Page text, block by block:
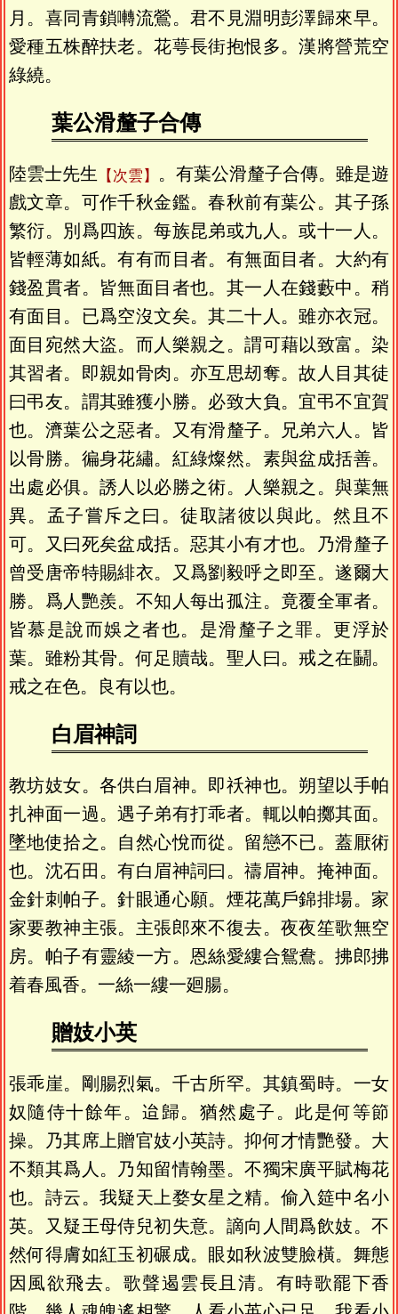
月。喜同青鎖囀流鶯。君不見淵明彭澤歸來早。
愛種五株醉扶老。花萼長街抱恨多。漢將營荒空
綠繞。
葉公滑釐子合傳
陸雲士先生 次雲
。有葉公滑釐子合傳。雖是遊
戲文章。可作千秋金鑑。春秋前有葉公。其子孫
繁衍。別爲四族。每族昆弟或九人。或十一人。
皆輕薄如紙。有有而目者。有無面目者。大約有
錢盈貫者。皆無面目者也。其一人在錢藪中。稍
有面目。已爲空沒文矣。其二十人。雖亦衣冠。
面目宛然大盜。而人樂親之。謂可藉以致富。染
其習者。即親如骨肉。亦互思刼奪。故人目其徒
曰弔友。謂其雖獲小勝。必致大負。宜弔不宜賀
也。濟葉公之惡者。又有滑釐子。兄弟六人。皆
以骨勝。徧身花繡。紅綠燦然。素與盆成括善。
出處必俱。誘人以必勝之術。人樂親之。與葉無
異。孟子嘗斥之曰。徒取諸彼以與此。然且不
可。又曰死矣盆成括。惡其小有才也。乃滑釐子
曾受唐帝特賜緋衣。又爲劉毅呼之即至。遂爾大
勝。爲人艷羨。不知人每出孤注。竟覆全軍者。
皆慕是說而娛之者也。是滑釐子之罪。更浮於
葉。雖粉其骨。何足贖哉。聖人曰。戒之在鬭。
戒之在色。良有以也。
白眉神詞
教坊妓女。各供白眉神。即祅神也。朔望以手帕
扎神面一過。遇子弟有打乖者。輒以帕擲其面。
墜地使拾之。自然心悅而從。留戀不已。蓋厭術
也。沈石田。有白眉神詞曰。禱眉神。掩神面。
金針刺帕子。針眼通心願。煙花萬戶錦排場。家
家要教神主張。主張郎來不復去。夜夜笙歌無空
房。帕子有靈綾一方。恩絲愛縷合鴛鴦。拂郎拂
着春風香。一絲一縷一廻腸。
贈妓小英
張乖崖。剛腸烈氣。千古所罕。其鎮蜀時。一女
奴隨侍十餘年。迨歸。猶然處子。此是何等節
操。乃其席上贈官妓小英詩。抑何才情艷發。大
不類其爲人。乃知留情翰墨。不獨宋廣平賦梅花
也。詩云。我疑天上婺女星之精。偷入筵中名小
英。又疑王母侍兒初失意。謫向人間爲飲妓。不
然何得膚如紅玉初碾成。眼如秋波雙臉橫。舞態
因風欲飛去。歌聲遏雲長且清。有時歌罷下香